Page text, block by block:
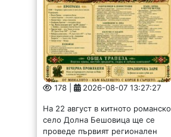
178 | 2026-08-07 13:27:27
На 22 август в китното романско
село Долна Бешовица ще се
проведе първият регионален